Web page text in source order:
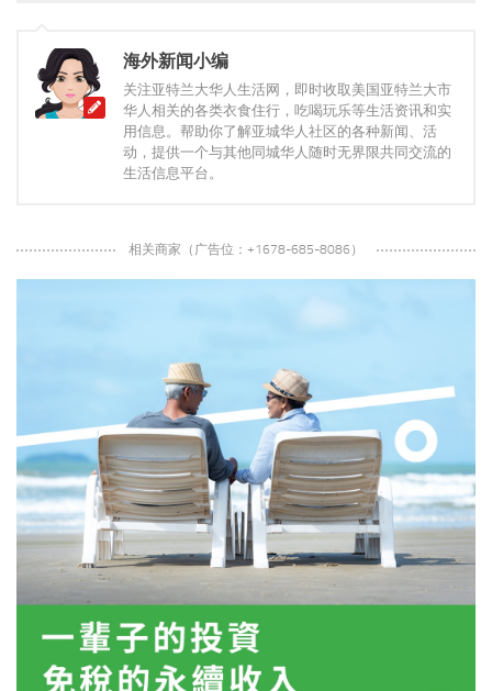
海外新闻小编
关注亚特兰大华人生活网，即时收取美国亚特兰大市
华人相关的各类衣食住行，吃喝玩乐等生活资讯和实
用信息。帮助你了解亚城华人社区的各种新闻、活
动，提供一个与其他同城华人随时无界限共同交流的
生活信息平台。
相关商家（广告位：+1678-685-8086）